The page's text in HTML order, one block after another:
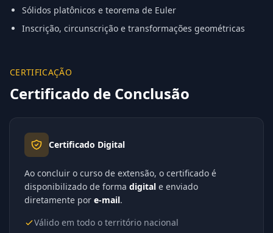
Sólidos platônicos e teorema de Euler
Inscrição, circunscrição e transformações geométricas
CERTIFICAÇÃO
Certificado de Conclusão
Certificado Digital
Ao concluir o curso de extensão, o certificado é
disponibilizado de forma digital e enviado
diretamente por e-mail.
Válido em todo o território nacional